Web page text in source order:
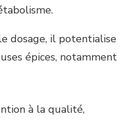
dosage, il potentialise
épices, notamment
à la qualité,